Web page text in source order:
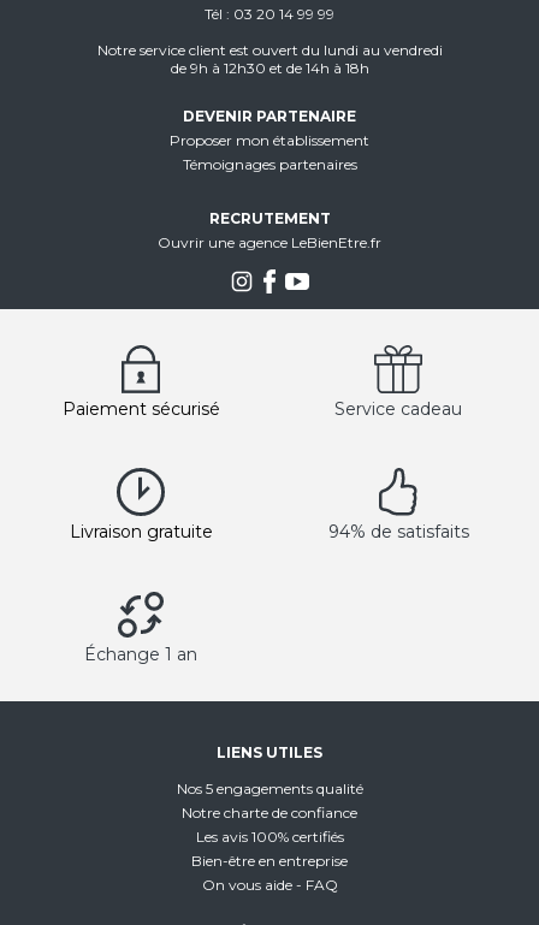
Tél
03 20 14 99 99
Notre service client est ouvert du lundi au vendredi
de 9h à 12h30 et de 14h à 18h
DEVENIR PARTENAIRE
Proposer mon établissement
Témoignages partenaires
RECRUTEMENT
Ouvrir une agence LeBienEtre.fr
Paiement sécurisé Service cadeau
Livraison gratuite 94% de satisfaits
Échange 1 an
LIENS UTILES
Nos 5 engagements qualité
Notre charte de confiance
Les avis 100% certifiés
Bien-être en entreprise
On vous aide - FAQ